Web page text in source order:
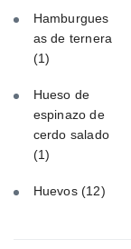
Hamburgues
as de ternera
(1)
Hueso de
espinazo de
cerdo salado
(1)
Huevos (12)